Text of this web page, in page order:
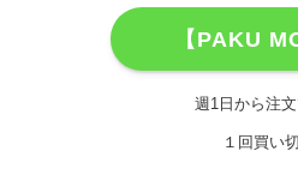
【PAKU
週1日から注
１回買い